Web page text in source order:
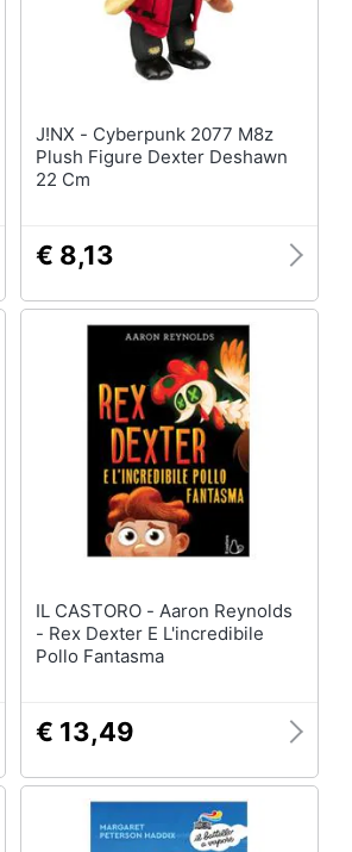
J!NX - Cyberpunk 2077 M8z
Plush Figure Dexter Deshawn
22 Cm
€ 8,13
IL CASTORO - Aaron Reynolds
- Rex Dexter E L'incredibile
Pollo Fantasma
€ 13,49